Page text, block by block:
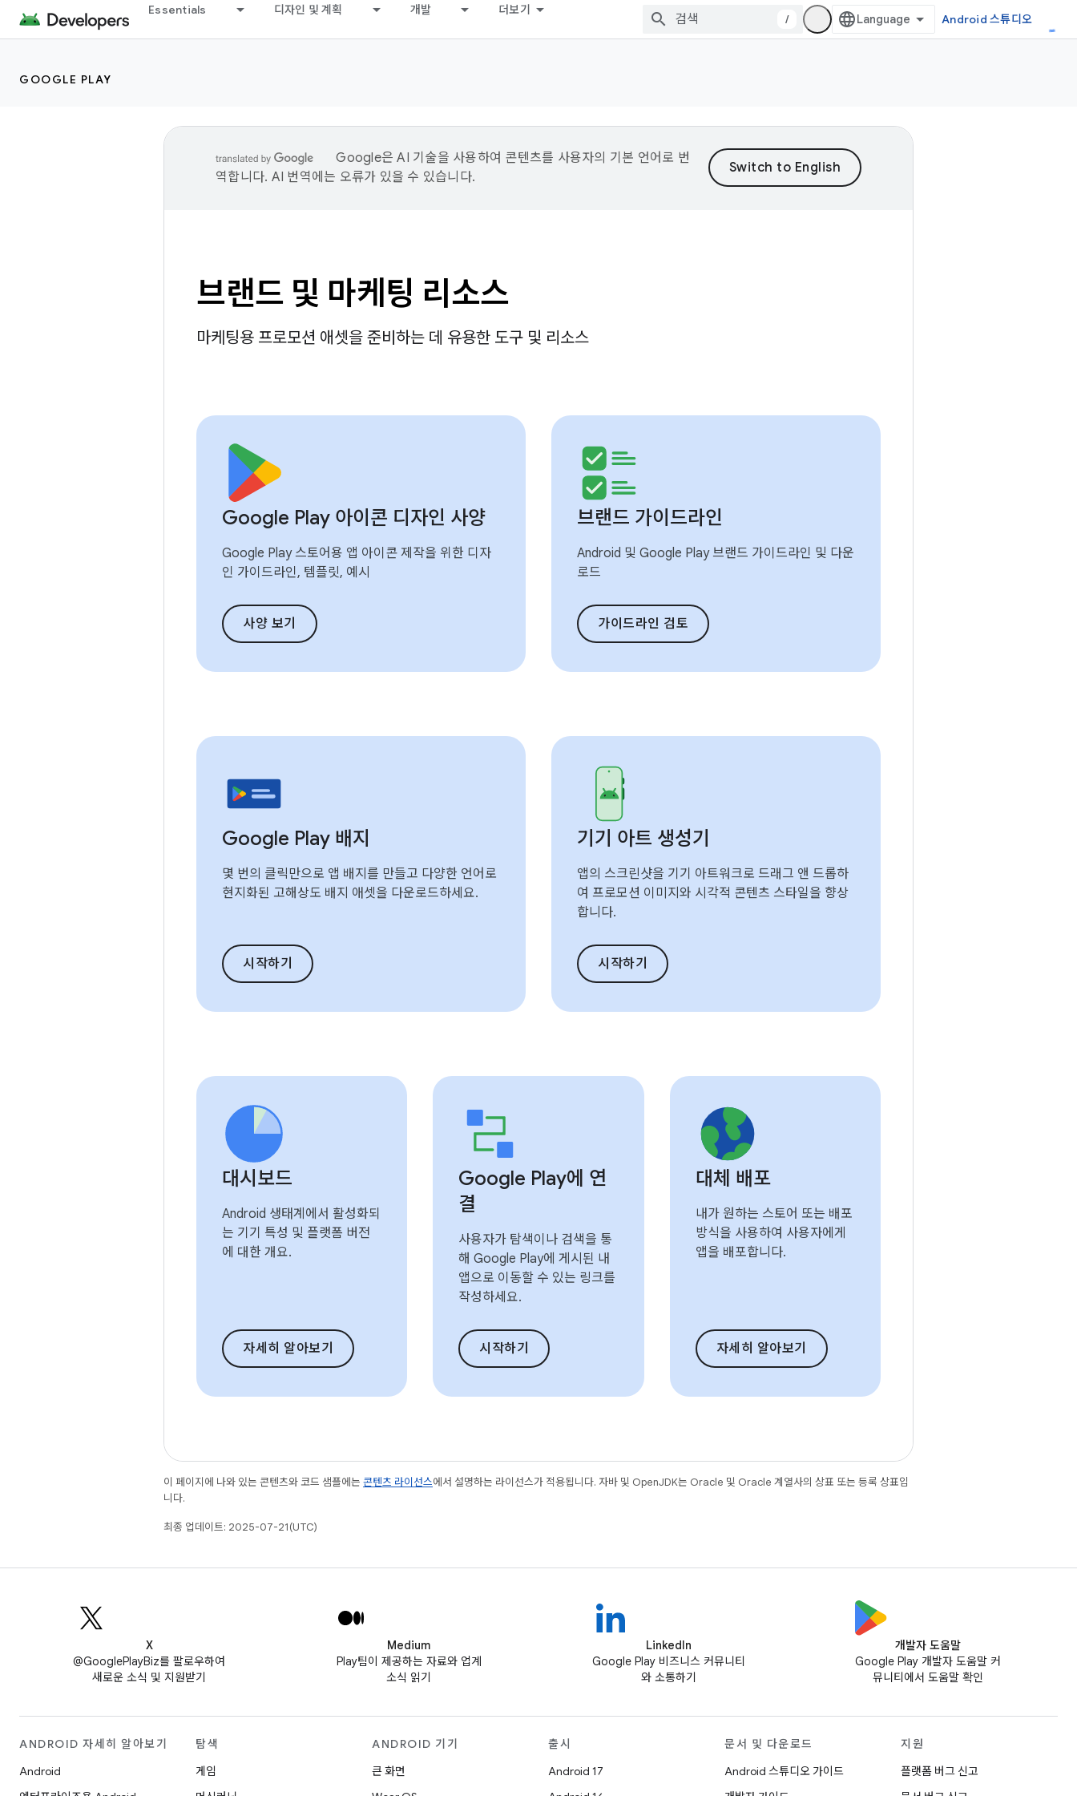
Essentials 디자인 및 계획 개발 더보기
/ Android 스튜디오
GOOGLE PLAY
Google은 AI 기술을 사용하여 콘텐츠를 사용자의 기본 언어로 번
역합니다. AI 번역에는 오류가 있을 수 있습니다.
브랜드 및 마케팅 리소스
마케팅용 프로모션 애셋을 준비하는 데 유용한 도구 및 리소스
Google Play 아이콘 디자인 사양
Google Play 스토어용 앱 아이콘 제작을 위한 디자
인 가이드라인, 템플릿, 예시
사양 보기
브랜드 가이드라인
Android 및 Google Play 브랜드 가이드라인 및 다운
로드
가이드라인 검토
Google Play 배지
몇 번의 클릭만으로 앱 배지를 만들고 다양한 언어로
현지화된 고해상도 배지 애셋을 다운로드하세요.
시작하기
기기 아트 생성기
앱의 스크린샷을 기기 아트워크로 드래그 앤 드롭하
여 프로모션 이미지와 시각적 콘텐츠 스타일을 향상
합니다.
시작하기
대시보드
Android 생태계에서 활성화되
는 기기 특성 및 플랫폼 버전
에 대한 개요.
자세히 알아보기
Google Play에 연
결
사용자가 탐색이나 검색을 통
해 Google Play에 게시된 내
앱으로 이동할 수 있는 링크를
작성하세요.
시작하기
대체 배포
내가 원하는 스토어 또는 배포
방식을 사용하여 사용자에게
앱을 배포합니다.
자세히 알아보기
이 페이지에 나와 있는 콘텐츠와 코드 샘플에는 콘텐츠 라이선스에서 설명하는 라이선스가 적용됩니다. 자바 및 OpenJDK는 Oracle 및 Oracle 계열사의 상표 또는 등록 상표입
니다.
최종 업데이트: 2025-07-21(UTC)
X
@GooglePlayBiz를 팔로우하여
새로운 소식 및 지원받기
Medium
Play팀이 제공하는 자료와 업계
소식 읽기
LinkedIn
Google Play 비즈니스 커뮤니티
와 소통하기
개발자 도움말
Google Play 개발자 도움말 커
뮤니티에서 도움말 확인
ANDROID 자세히 알아보기
Android
탐색
게임
ANDROID 기기
큰 화면
출시
Android 17
문서 및 다운로드
Android 스튜디오 가이드
지원
플랫폼 버그 신고